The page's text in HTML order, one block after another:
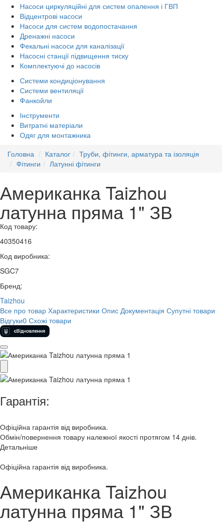
Насоси циркуляційні для систем опалення і ГВП
Відцентрові насоси
Насоси для систем водопостачання
Дренажні насоси
Фекальні насоси для каналізації
Насосні станції підвищення тиску
Комплектуючі до насосів
Системи кондиціонування
Системи вентиляції
Фанкойли
Інструменти
Витратні матеріали
Одяг для монтажника
Головна
Каталог
Труби, фітинги, арматура та ізоляція
Фітинги
Латунні фітинги
Американка Taizhou
латунна пряма 1" ЗВ
Код товару:
40350416
Код виробника:
SGC7
Бренд:
Taizhou
Все про товар Характеристики Опис Документація Супутні товари
Відгуки0 Схожі товари
Гарантія:
Офіційна гарантія від виробника.
Обмін/повернення товару належної якості протягом 14 днів.
Детальніше
Офіційна гарантія від виробника.
Американка Taizhou
латунна пряма 1" ЗВ